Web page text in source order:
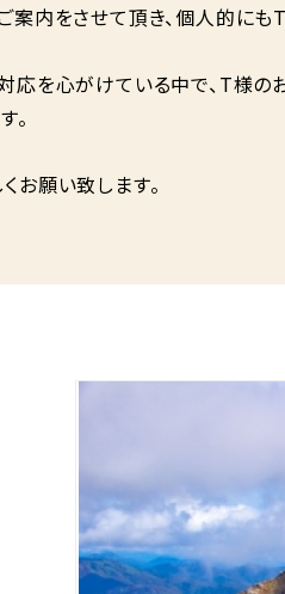
案内をさせて頂き、個人的に
応を心がけている中で、T様の
。
お願い致します。